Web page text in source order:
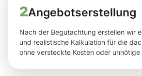
2Angebotserstellung
Nach der Begutachtung erstellen wir
und realistische Kalkulation für die
ohne versteckte Kosten oder unnötige